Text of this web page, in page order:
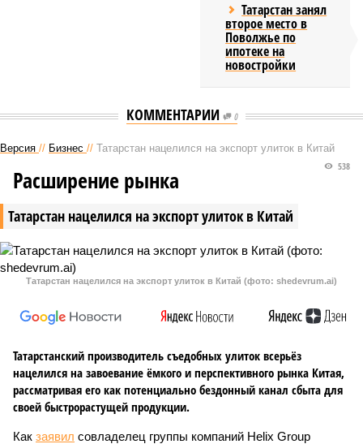
Татарстан занял
второе место в
Поволжье по
ипотеке на
новостройки
КОММЕНТАРИИ 0
Версия // Бизнес // Татарстан нацелился на экспорт улиток в Китай
Татарстан нацелился на экспорт улиток в Китай
538
Расширение рынка
Татарстан нацелился на экспорт улиток в Китай (фото: shedevrum.ai)
Татарстанский производитель съедобных улиток всерьёз
нацелился на завоевание ёмкого и перспективного рынка Китая,
рассматривая его как потенциально бездонный канал сбыта для
своей быстрорастущей продукции.
Как заявил совладелец группы компаний Helix Group